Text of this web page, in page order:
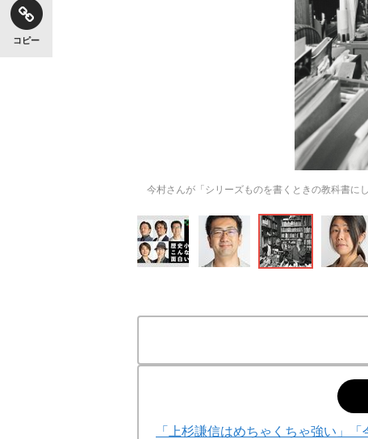
コピー
今村さんが「シリーズものを書くときの教科書に
「上杉謙信はめちゃくちゃ強い」